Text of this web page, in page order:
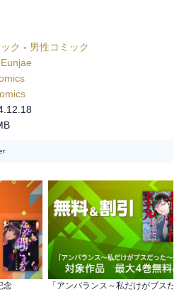
ク - 男性コミック
念